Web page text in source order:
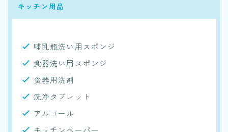
キッチン用品
哺乳瓶洗い用スポンジ
食器洗い用スポンジ
食器用洗剤
洗浄タブレット
アルコール
キッチンペーパー